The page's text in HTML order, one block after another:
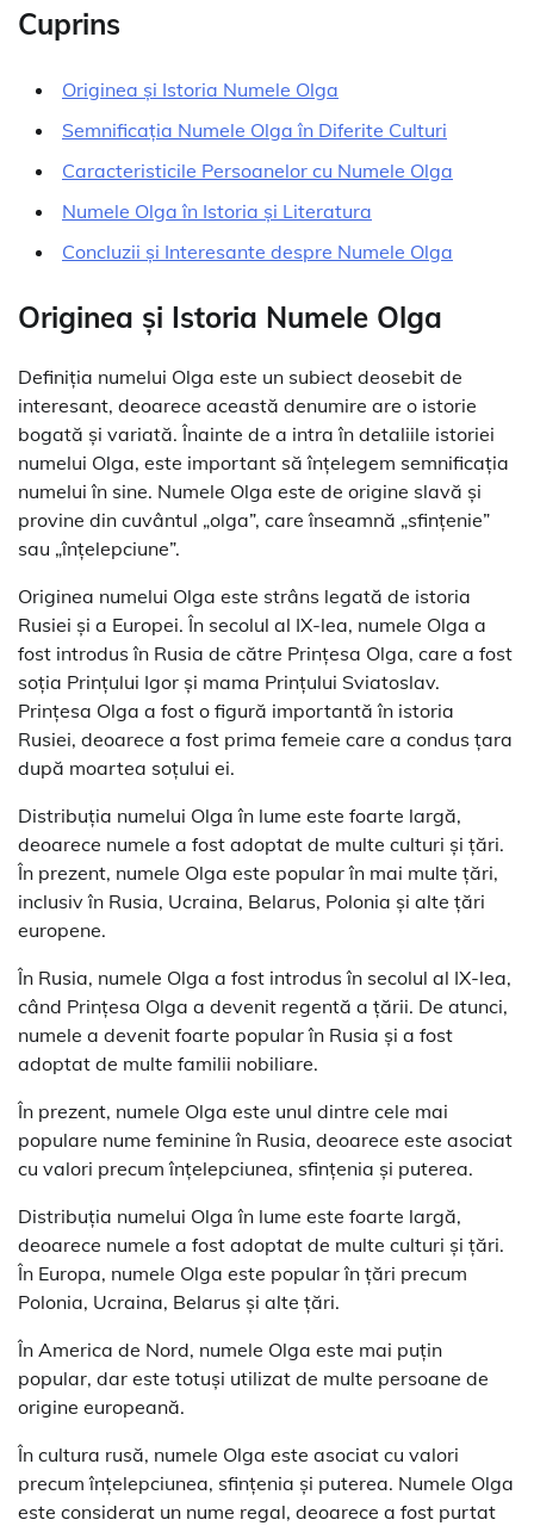
Cuprins
Originea și Istoria Numele Olga
Semnificația Numele Olga în Diferite Culturi
Caracteristicile Persoanelor cu Numele Olga
Numele Olga în Istoria și Literatura
Concluzii și Interesante despre Numele Olga
Originea și Istoria Numele Olga
Definiția numelui Olga este un subiect deosebit de
interesant, deoarece această denumire are o istorie
bogată și variată. Înainte de a intra în detaliile istoriei
numelui Olga, este important să înțelegem semnificația
numelui în sine. Numele Olga este de origine slavă și
provine din cuvântul „olga”, care înseamnă „sfințenie”
sau „înțelepciune”.
Originea numelui Olga este strâns legată de istoria
Rusiei și a Europei. În secolul al IX-lea, numele Olga a
fost introdus în Rusia de către Prințesa Olga, care a fost
soția Prințului Igor și mama Prințului Sviatoslav.
Prințesa Olga a fost o figură importantă în istoria
Rusiei, deoarece a fost prima femeie care a condus țara
după moartea soțului ei.
Distribuția numelui Olga în lume este foarte largă,
deoarece numele a fost adoptat de multe culturi și țări.
În prezent, numele Olga este popular în mai multe țări,
inclusiv în Rusia, Ucraina, Belarus, Polonia și alte țări
europene.
În Rusia, numele Olga a fost introdus în secolul al IX-lea,
când Prințesa Olga a devenit regentă a țării. De atunci,
numele a devenit foarte popular în Rusia și a fost
adoptat de multe familii nobiliare.
În prezent, numele Olga este unul dintre cele mai
populare nume feminine în Rusia, deoarece este asociat
cu valori precum înțelepciunea, sfințenia și puterea.
Distribuția numelui Olga în lume este foarte largă,
deoarece numele a fost adoptat de multe culturi și țări.
În Europa, numele Olga este popular în țări precum
Polonia, Ucraina, Belarus și alte țări.
În America de Nord, numele Olga este mai puțin
popular, dar este totuși utilizat de multe persoane de
origine europeană.
În cultura rusă, numele Olga este asociat cu valori
precum înțelepciunea, sfințenia și puterea. Numele Olga
este considerat un nume regal, deoarece a fost purtat